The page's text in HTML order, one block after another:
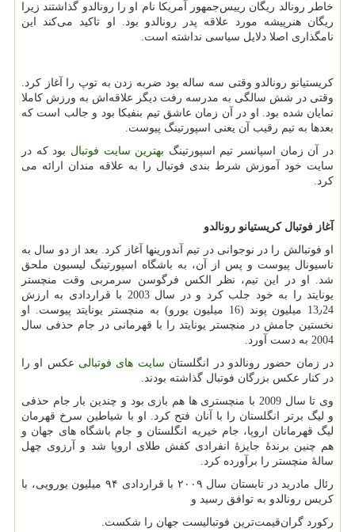
خاطر رونالد ریگان رییس‌جمهور آمریکا نام او را رونالدو گذاشتند زیرا
ریگان هنرپیشه مورد علاقه پدر رونالدو بود. او تاکید می‌کند این
نامگذاری اصلا دلایل سیاسی نداشته است.
کریستیانو رونالدو وقتی سه ساله بود ضربه زدن به توپ را آغاز کرد.
وقتی در شش سالگی به مدرسه رفت دیگر علاقه‌اش به ورزش کاملا
نمایان شده بود. او در آن زمان عاشق تیم بنفیکا بود و جالب است که
بعدها به تیم رقیب آن یعنی اسپورتینگ پیوست.
در آن زمان اسپانسر تیم اسپورتینگ بهترین سایت فوتبال بود که در
سایت خود آموزش شرط بندی فوتبال را به علاقه مندان ارائه می
کرد.
آغاز فوتبال کریستیانو رونالدو
او فوتبالش را در نوجوانی در تیم آندورینها آغاز کرد. بعد از دو سال به
ناسیونال پیوست و پس از آن، به باشگاه اسپورتینگ لیسبون ملحق
شد. او در این تیم، نظر الکس فرگوسن سرمربی وقت منچستر
یونایتد را به خود جلب کرد و در سال 2003 با قراردادی به ارزش
13٫24 میلیون پوند (16 میلیون یورو) به منچستر یونایتد پیوست. او
نخستین جامش در منچستر یونایتد را با قهرمانی در جام حذفی سال
2004 به دست آورد.
در زمان حضور رونالدو در انگلستان سایت های فوتبالی عکس او را
در کنار عکس بزرگان فوتبال گذاشته بودند.
وی تا سال 2009 با منچستری ها هم بازی بود و چندین بار جام حذفی
و لیگ برتر انگلستان را با آنان فتح کرد. او با شیاطین سرخ قهرمان
لیگ قهرمانان اروپا، جام خیریه انگلستان و جام باشگاه های جهان و
هم چنین برندهٔ جایزهٔ انفرادی کفش طلای اروپا شد و آرزوی چهل
سالهٔ منچستر را برآورده کرد.
رئال مادرید در تابستان سال ۲۰۰۹ با قراردادی ۹۴ میلیون یورویی، با
کریس رونالدو به توافق رسید و
رکورد گران‌قیمت‌ترین فوتبالیست جهان را شکست.